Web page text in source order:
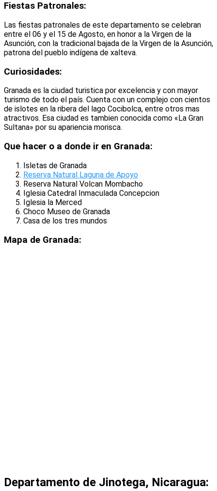
Fiestas Patronales:
Las fiestas patronales de este departamento se celebran
entre el 06 y el 15 de Agosto, en honor a la Virgen de la
Asunción, con la tradicional bajada de la Virgen de la Asunción,
patrona del pueblo indígena de xalteva.
Curiosidades:
Granada es la ciudad turistica por excelencia y con mayor
turismo de todo el país. Cuenta con un complejo con cientos
de islotes en la ribera del lago Cocibolca, entre otros mas
atractivos. Esa ciudad es tambien conocida como «La Gran
Sultana» por su apariencia morisca.
Que hacer o a donde ir en Granada:
Isletas de Granada
Reserva Natural Laguna de Apoyo
Reserva Natural Volcan Mombacho
Iglesia Catedral Inmaculada Concepcion
Iglesia la Merced
Choco Museo de Granada
Casa de los tres mundos
Mapa de Granada:
Departamento de Jinotega, Nicaragua: